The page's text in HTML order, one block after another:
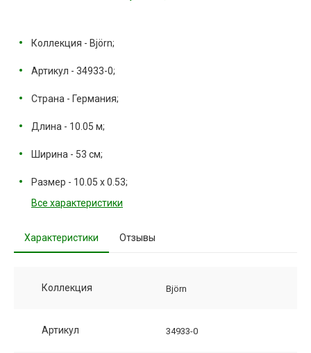
Коллекция - Björn;
Артикул - 34933-0;
Страна - Германия;
Длина - 10.05 м;
Ширина - 53 см;
Размер - 10.05 х 0.53;
Все характеристики
Характеристики Отзывы
Коллекция Björn
Артикул 34933-0